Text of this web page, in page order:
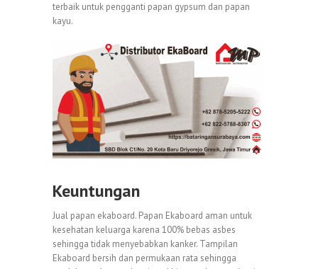
terbaik untuk pengganti papan gypsum dan papan
kayu.
Keuntungan
Jual papan ekaboard. Papan Ekaboard aman untuk
kesehatan keluarga karena 100% bebas asbes
sehingga tidak menyebabkan kanker. Tampilan
Ekaboard bersih dan permukaan rata sehingga